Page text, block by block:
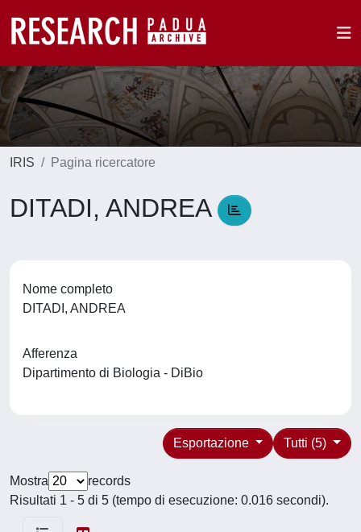
IRIS Pagina ricercatore
DITADI, ANDREA
Nome completo
DITADI, ANDREA
Afferenza
Dipartimento di Biologia - DiBio
Tutti (5)
Esportazione
Mostra
records
Risultati 1 - 5 di 5 (tempo di esecuzione: 0.016 secondi).